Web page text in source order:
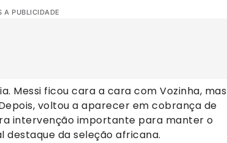
A PUBLICIDADE
Messi ficou cara a cara com Vozinha, mas
voltou a aparecer em cobrança de
intervenção importante para manter o
destaque da seleção africana.